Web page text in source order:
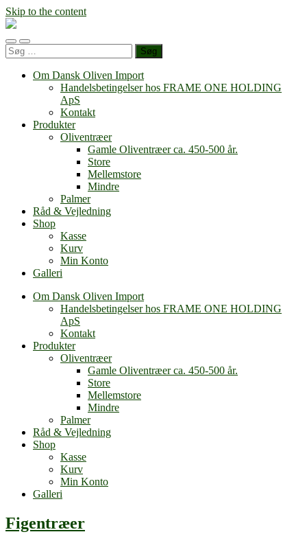
Skip to the content
Dansk
Import
Toggle
mobile
Toggle
search
Søg
efter:
Om Dansk Oliven Import
Handelsbetingelser hos FRAME ONE HOLDING
ApS
Kontakt
Produkter
Oliventræer
Gamle Oliventræer ca. 450-500 år.
Store
Mellemstore
Mindre
Palmer
Råd & Vejledning
Shop
Kasse
Kurv
Min Konto
Galleri
Om Dansk Oliven Import
Handelsbetingelser hos FRAME ONE HOLDING
ApS
Kontakt
Produkter
Oliventræer
Gamle Oliventræer ca. 450-500 år.
Store
Mellemstore
Mindre
Palmer
Råd & Vejledning
Shop
Kasse
Kurv
Min Konto
Galleri
Figentræer